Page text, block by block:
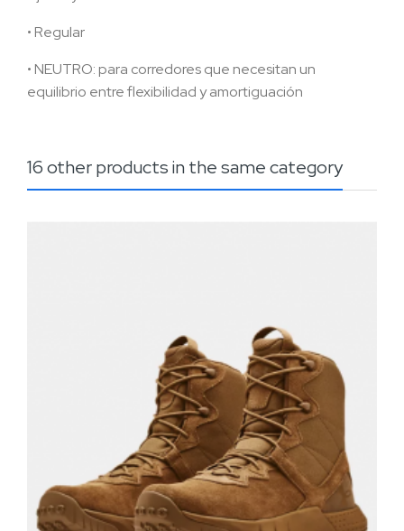
• Regular
• NEUTRO: para corredores que necesitan un
equilibrio entre flexibilidad y amortiguación
16 other products in the same category